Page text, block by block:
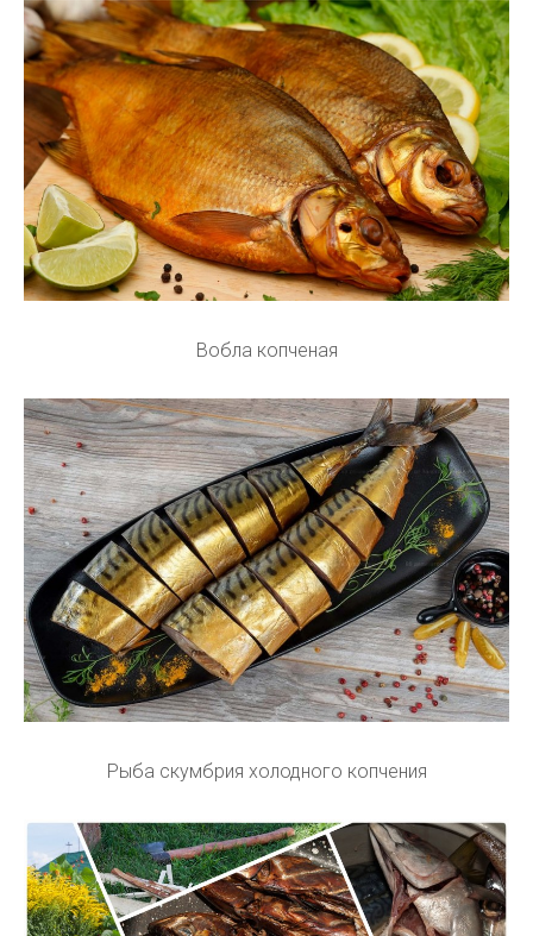
Вобла копченая
Рыба скумбрия холодного копчения